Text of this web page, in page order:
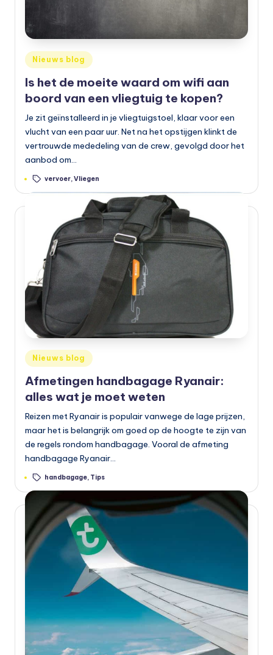
Geplaatst
in
Nieuws blog
Is het de moeite waard om wifi aan
boord van een vliegtuig te kopen?
Je zit geïnstalleerd in je vliegtuigstoel, klaar voor een
vlucht van een paar uur. Net na het opstijgen klinkt de
vertrouwde mededeling van de crew, gevolgd door het
aanbod om…
Tags: vervoer,Vliegen
Geplaatst
in
Nieuws blog
Afmetingen handbagage Ryanair:
alles wat je moet weten
Reizen met Ryanair is populair vanwege de lage prijzen,
maar het is belangrijk om goed op de hoogte te zijn van
de regels rondom handbagage. Vooral de afmeting
handbagage Ryanair…
Tags: handbagage, Tips